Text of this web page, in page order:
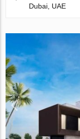
Dubai, UAE